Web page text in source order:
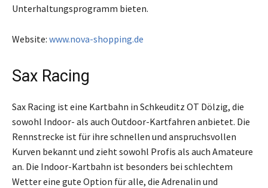
Unterhaltungsprogramm bieten.
Website: www.nova-shopping.de
Sax Racing
Sax Racing ist eine Kartbahn in Schkeuditz OT Dölzig, die
sowohl Indoor- als auch Outdoor-Kartfahren anbietet. Die
Rennstrecke ist für ihre schnellen und anspruchsvollen
Kurven bekannt und zieht sowohl Profis als auch Amateure
an. Die Indoor-Kartbahn ist besonders bei schlechtem
Wetter eine gute Option für alle, die Adrenalin und